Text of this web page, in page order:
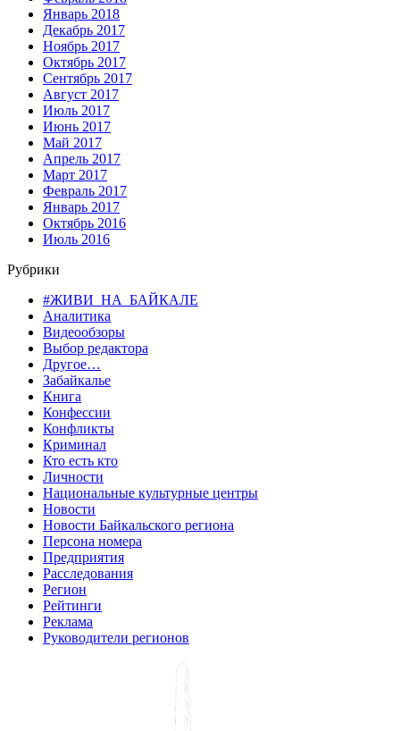
Январь 2018
Декабрь 2017
Ноябрь 2017
Октябрь 2017
Сентябрь 2017
Август 2017
Июль 2017
Июнь 2017
Май 2017
Апрель 2017
Март 2017
Февраль 2017
Январь 2017
Октябрь 2016
Июль 2016
Рубрики
#ЖИВИ_НА_БАЙКАЛЕ
Аналитика
Видеообзоры
Выбор редактора
Другое…
Забайкалье
Книга
Конфессии
Конфликты
Криминал
Кто есть кто
Личности
Национальные культурные центры
Новости
Новости Байкальского региона
Персона номера
Предприятия
Расследования
Регион
Рейтинги
Реклама
Руководители регионов